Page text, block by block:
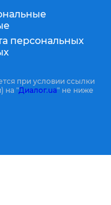
персональных
при условии ссылки
на "Диалог.ua" не ниже